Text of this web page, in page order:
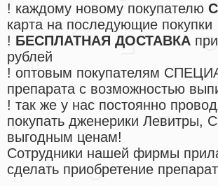
! каждому новому покупателю
карта на последующие покупки
! БЕСПЛАТНАЯ ДОСТАВКА
рублей
! оптовым покупателям
препарата с возможностью
! так же у нас постоянно
покупать дженерики Левитры,
выгодным ценам!
Cотрудники нашей фирмы
сделать приобретение